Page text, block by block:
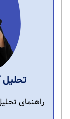
تحلیل
راهنمای